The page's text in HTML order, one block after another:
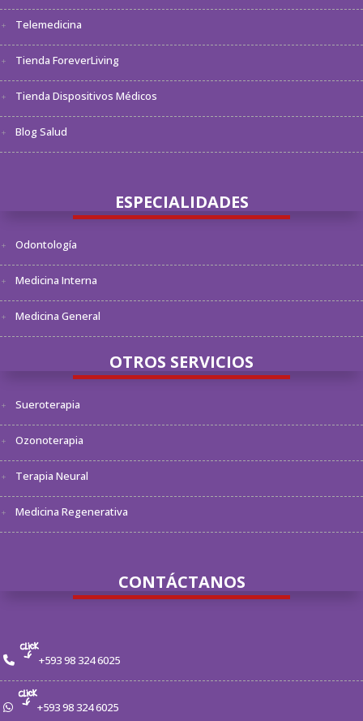
Telemedicina
Tienda ForeverLiving
Tienda Dispositivos Médicos
Blog Salud
ESPECIALIDADES
Odontología
Medicina Interna
Medicina General
OTROS SERVICIOS
Sueroterapia
Ozonoterapia
Terapia Neural
Medicina Regenerativa
CONTÁCTANOS
+593 98 324 6025
+593 98 324 6025